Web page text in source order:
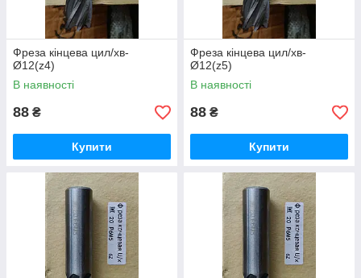
Фреза кінцева цил/хв-
Ø12(z4)
В наявності
88 ₴
Купити
Фреза кінцева цил/хв-
Ø12(z5)
В наявності
88 ₴
Купити